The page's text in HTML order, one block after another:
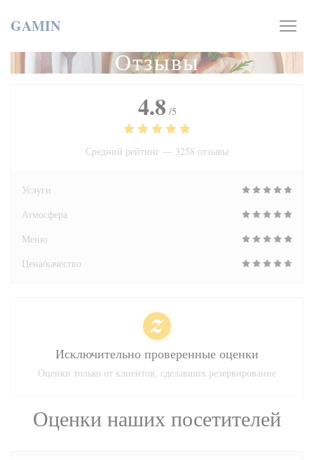
GAMIN
Отзывы
Оценки наших посетителей
4.8 /5
Средний рейтинг — 3258 отзывы
Услуги
Атмосфера
Меню
Цена/качество
Исключительно проверенные оценки
Оценки только от клиентов, сделавших резервирование